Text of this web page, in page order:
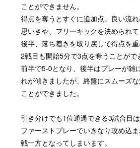
ことができません。
得点を奪うとすぐに追加点。良い流
思いきや、フリーキックを決められて
後半、落ち着きを取り戻して得点を重
2戦目も開始5分で3点を奪うことがで
前半で5-0となり、後半はプレーが雑
れが傾きましたが、終盤にスムーズ
ことができました。
引き分けでも1位通過できる3試合目は
ファーストプレーでいきなり攻め込
戦一方となってしまいます。